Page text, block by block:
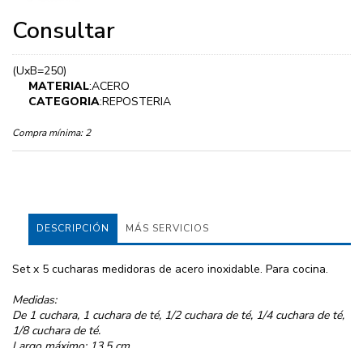
Consultar
(UxB=250)
MATERIAL:ACERO
CATEGORIA:REPOSTERIA
Compra mínima: 2
DESCRIPCIÓN MÁS SERVICIOS
Set x 5 cucharas medidoras de acero inoxidable. Para cocina.
Medidas:
De 1 cuchara, 1 cuchara de té, 1/2 cuchara de té, 1/4 cuchara de té,
1/8 cuchara de té.